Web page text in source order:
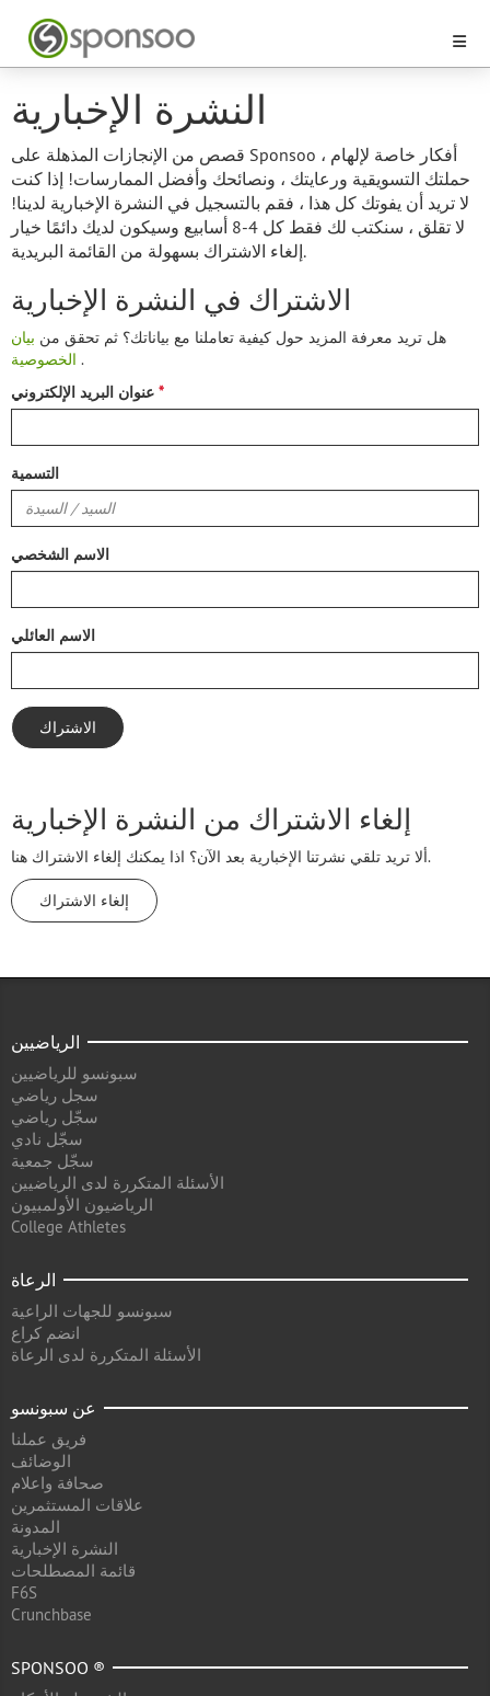
النشرة الإخبارية
قصص من الإنجازات المذهلة على Sponsoo ، أفكار خاصة لإلهام
حملتك التسويقية ورعايتك ، ونصائحك وأفضل الممارسات! إذا كنت
لا تريد أن يفوتك كل هذا ، فقم بالتسجيل في النشرة الإخبارية لدينا!
لا تقلق ، سنكتب لك فقط كل 4-8 أسابيع وسيكون لديك دائمًا خيار
إلغاء الاشتراك بسهولة من القائمة البريدية.
الاشتراك في النشرة الإخبارية
هل تريد معرفة المزيد حول كيفية تعاملنا مع بياناتك؟ ثم تحقق من بيان
.
عنوان البريد الإلكتروني
التسمية
الاسم الشخصي
الاسم العائلي
إلغاء الاشتراك من النشرة الإخبارية
ألا تريد تلقي نشرتنا الإخبارية بعد الآن؟ اذا يمكنك إلغاء الاشتراك هنا.
إلغاء الاشتراك
الرياضيين
سبونسو للرياضيين
سجل رياضي
سجّل رياضي
سجّل نادي
سجّل جمعية
الأسئلة المتكررة لدى الرياضيين
الرياضيون الأولمبيون
College Athletes
الرعاة
سبونسو للجهات الراعية
انضم كراع
الأسئلة المتكررة لدى الرعاة
عن سبونسو
فريق عملنا
الوضائف
صحافة واعلام
علاقات المستثمرين
المدونة
النشرة الإخبارية
قائمة المصطلحات
F6S
Crunchbase
SPONSOO ®